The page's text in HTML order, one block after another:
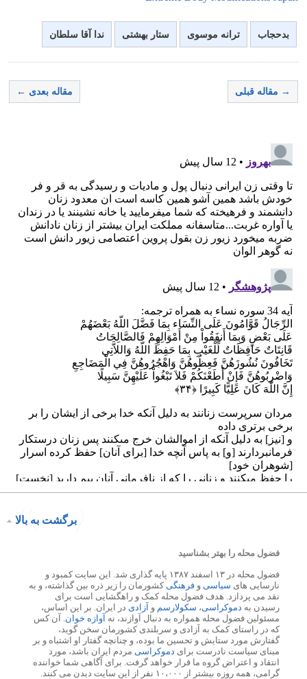
بدحجاب ترانه موسوی ستار بهشتی ندا آقا سلطان
→ مقاله قبلی مقاله بعدی ←
برگشت به بالا
فضول محله را بهتر بشناسید
فضول محله در ۱۳ اسفند ۱۳۸۷ پایه گذاری شد. این سایت کمبود و
نارسایی های سیاسی و فرهنگی کشورمان را زیر ذره بین گذاشته، و به
نقد می پردازد. هدف فضول محله کمک و راهگشایی است برای
رسیدن به دموکراسی، سکولارسم و آزادی در ایران. بر این اساس،
مسئولین فضول محله همواره به دنبال آوازند، نه آوازه خوان . آن کس
که در راستای کمک به آزادی و سربلندی کشورمان سخن گوید،
گفتارش مورد ستایش و تحسین ما بوده، و چنانچه گفتار او اشتباه و بر
مبنای سیاست نادرست برای دموکراسی مردم ایران باشد، مورد
انتقاد و اعتراض گروه ما قرار خواهد گرفت. برای آگاهی شما خواننده
گرامی، همه روزه بیشتر از ۱۰،۰۰۰ نفر از این سایت دیدن می کنند.